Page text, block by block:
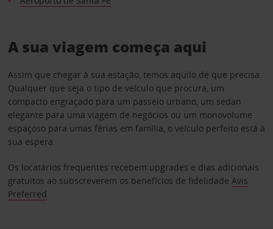
A sua viagem começa aqui
Assim que chegar à sua estação, temos aquilo de que precisa.
Qualquer que seja o tipo de veículo que procura, um
compacto engraçado para um passeio urbano, um sedan
elegante para uma viagem de negócios ou um monovolume
espaçoso para umas férias em família, o veículo perfeito está à
sua espera.
Os locatários frequentes recebem upgrades e dias adicionais
gratuitos ao subscreverem os benefícios de fidelidade Avis
Preferred.